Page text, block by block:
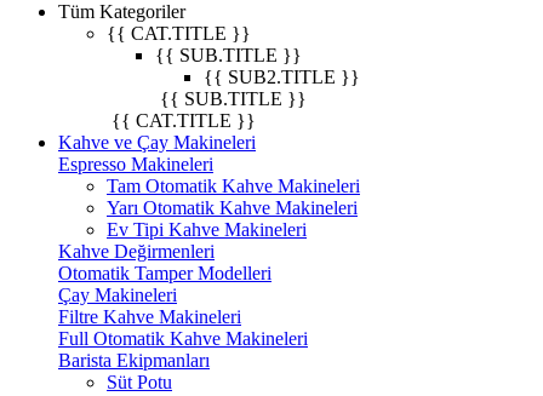
Tüm Kategoriler
{{ CAT.TITLE }}
{{ SUB.TITLE }}
{{ SUB2.TITLE }}
{{ SUB.TITLE }}
{{ CAT.TITLE }}
Kahve ve Çay Makineleri
Espresso Makineleri
Tam Otomatik Kahve Makineleri
Yarı Otomatik Kahve Makineleri
Ev Tipi Kahve Makineleri
Kahve Değirmenleri
Otomatik Tamper Modelleri
Çay Makineleri
Filtre Kahve Makineleri
Full Otomatik Kahve Makineleri
Barista Ekipmanları
Süt Potu